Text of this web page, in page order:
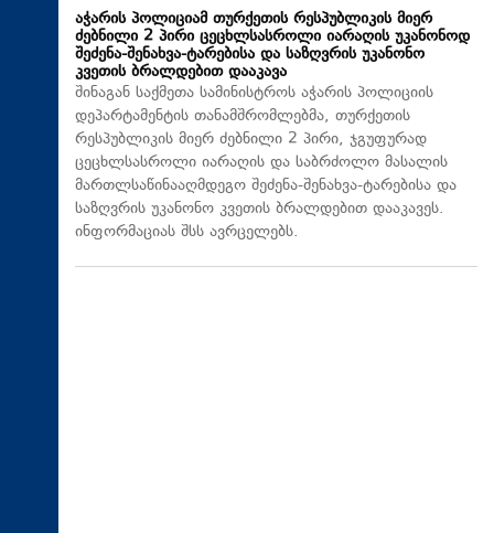
აჭარის პოლიციამ თურქეთის რესპუბლიკის მიერ
ძებნილი 2 პირი ცეცხლსასროლი იარაღის უკანონოდ
შეძენა-შენახვა-ტარებისა და საზღვრის უკანონო
კვეთის ბრალდებით დააკავა
შინაგან საქმეთა სამინისტროს აჭარის პოლიციის
დეპარტამენტის თანამშრომლებმა, თურქეთის
რესპუბლიკის მიერ ძებნილი 2 პირი, ჯგუფურად
ცეცხლსასროლი იარაღის და საბრძოლო მასალის
მართლსაწინააღმდეგო შეძენა-შენახვა-ტარებისა და
საზღვრის უკანონო კვეთის ბრალდებით დააკავეს.
ინფორმაციას შსს ავრცელებს.